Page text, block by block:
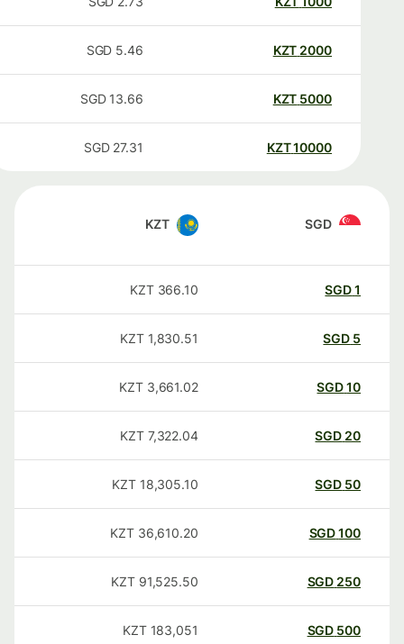
2000
KZT
5.46
SGD
5000
KZT
13.66
SGD
10000
KZT
27.31
SGD
SGD
KZT
SGD
366.10
KZT
SGD
1,830.51
KZT
SGD
3,661.02
KZT
20
SGD
7,322.04
KZT
50
SGD
18,305.10
KZT
100
SGD
36,610.20
KZT
250
SGD
91,525.50
KZT
500
SGD
183,051
KZT